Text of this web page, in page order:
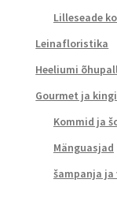
Lilleseade
Leinafloristika
Heeliumi
Gourmet ja
Kommid ja
Mänguasjad
šampanja ja